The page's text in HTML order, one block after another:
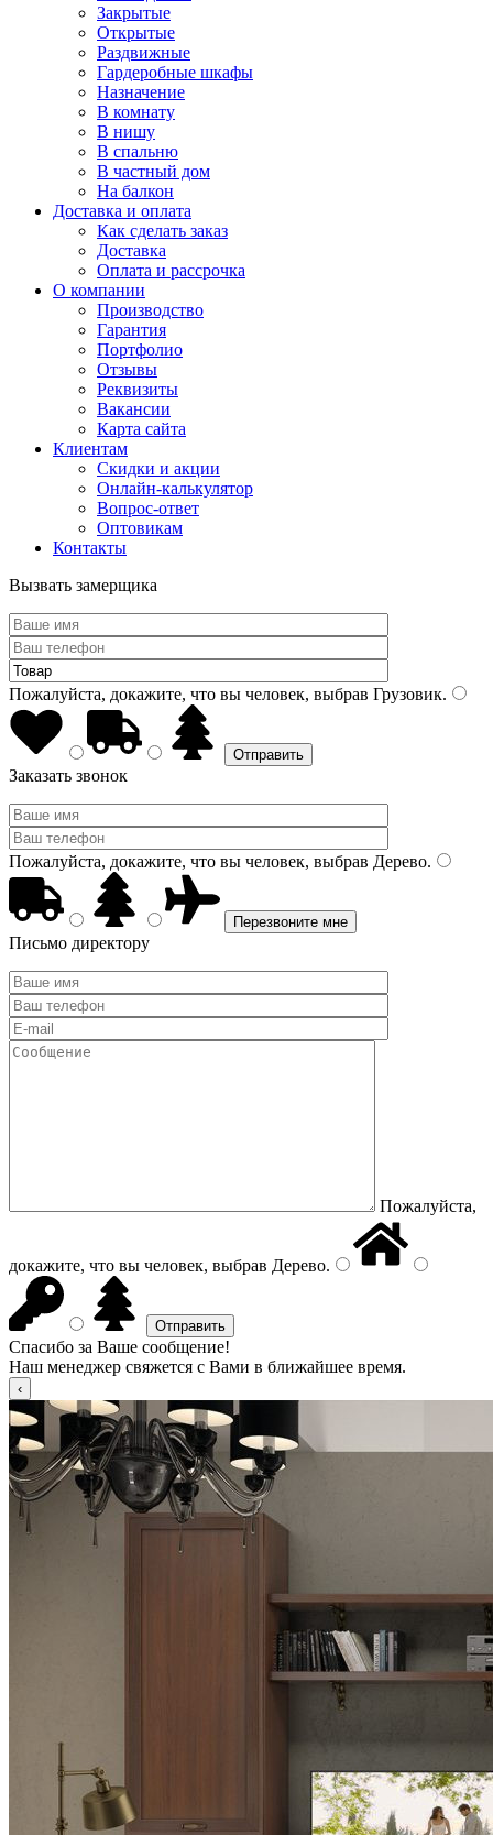
Закрытые
Открытые
Раздвижные
Гардеробные шкафы
Назначение
В комнату
В нишу
В спальню
В частный дом
На балкон
Доставка и оплата
Как сделать заказ
Доставка
Оплата и рассрочка
О компании
Производство
Гарантия
Портфолио
Отзывы
Реквизиты
Вакансии
Карта сайта
Клиентам
Скидки и акции
Онлайн-калькулятор
Вопрос-ответ
Оптовикам
Контакты
Вызвать замерщика
Пожалуйста, докажите, что вы человек, выбрав Грузовик.
Заказать звонок
Пожалуйста, докажите, что вы человек, выбрав Дерево.
Письмо директору
Пожалуйста,
докажите, что вы человек, выбрав Дерево.
Спасибо за Ваше сообщение!
Наш менеджер свяжется с Вами в ближайшее время.